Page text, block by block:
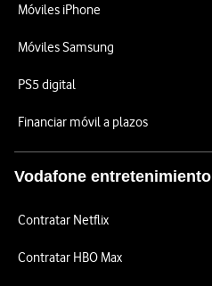
Móviles iPhone
Móviles Samsung
PS5 digital
Financiar móvil a plazos
Vodafone entretenimiento
Contratar Netflix
Contratar HBO Max